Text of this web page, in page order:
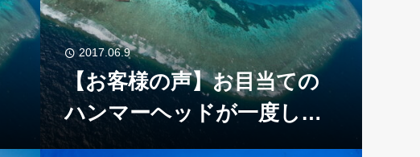
2017.06.9
【お客様の声】お目当ての
ハンマーヘッドが一度しか
見られなかったこと